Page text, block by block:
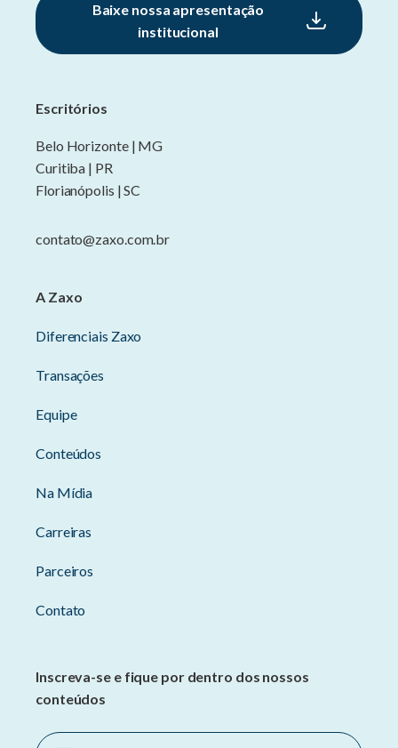
Baixe nossa apresentação
institucional
Escritórios
Belo Horizonte | MG
Curitiba | PR
Florianópolis | SC
contato@zaxo.com.br
A Zaxo
Diferenciais Zaxo
Transações
Equipe
Conteúdos
Na Mídia
Carreiras
Parceiros
Contato
Inscreva-se e fique por dentro dos nossos
conteúdos